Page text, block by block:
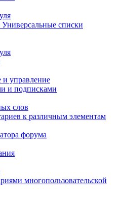
списки
управление
и подписками
слов
к различным элементам
форума
многопользовательской